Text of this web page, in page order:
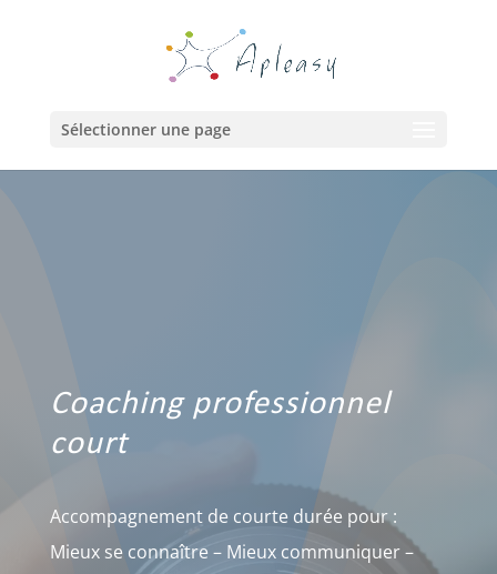
Sélectionner une page
Coaching professionnel
court
Accompagnement de courte durée pour :
Mieux se connaître – Mieux communiquer –